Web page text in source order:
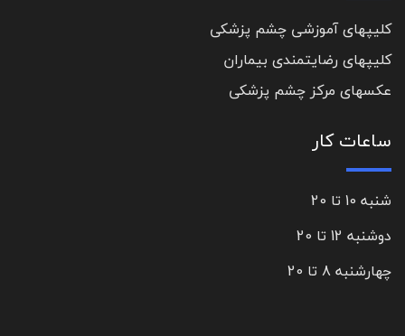
کلیپهای آموزشی چشم پزشکی
کلیپهای رضایتمندی بیماران
عکسهای مرکز چشم پزشکی
ساعات کار
شنبه 10 تا 20
دوشنبه 12 تا 20
چهارشنبه 8 تا 20